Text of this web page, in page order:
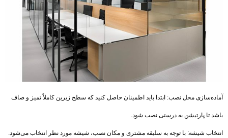
آماده‌سازی محل نصب: ابتدا باید اطمینان حاصل کنید که سطح زیرین کاملاً تمیز و صاف
باشد تا پارتیشن به درستی نصب شود.
انتخاب شیشه: با توجه به سلیقه مشتری و مکان نصب، شیشه مورد نظر انتخاب می‌شود.